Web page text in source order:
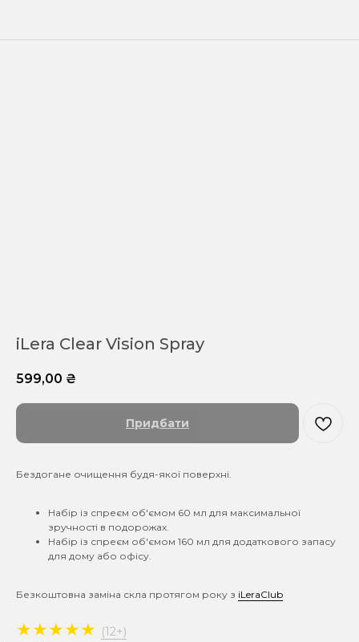
iLera Clear Vision Spray
599,00 ₴
Придбати
Бездогане очищення будя-якої поверхні.
Набір із спреєм об'ємом 60 мл для максимальної
зручності в подорожах.
Набір із спреєм об'ємом 160 мл для додаткового запасу
для дому або офісу.
Безкоштовна заміна скла протягом року з iLeraClub
★★★★★ (12+)